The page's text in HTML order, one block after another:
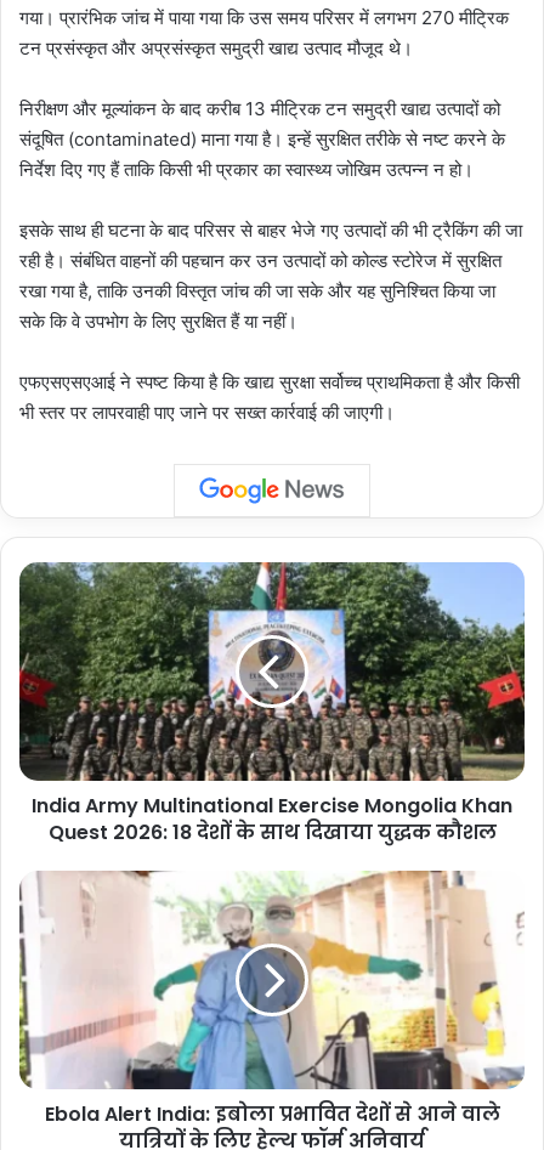
गया। प्रारंभिक जांच में पाया गया कि उस समय परिसर में लगभग 270 मीट्रिक
टन प्रसंस्कृत और अप्रसंस्कृत समुद्री खाद्य उत्पाद मौजूद थे।
निरीक्षण और मूल्यांकन के बाद करीब 13 मीट्रिक टन समुद्री खाद्य उत्पादों को
संदूषित (contaminated) माना गया है। इन्हें सुरक्षित तरीके से नष्ट करने के
निर्देश दिए गए हैं ताकि किसी भी प्रकार का स्वास्थ्य जोखिम उत्पन्न न हो।
इसके साथ ही घटना के बाद परिसर से बाहर भेजे गए उत्पादों की भी ट्रैकिंग की जा
रही है। संबंधित वाहनों की पहचान कर उन उत्पादों को कोल्ड स्टोरेज में सुरक्षित
रखा गया है, ताकि उनकी विस्तृत जांच की जा सके और यह सुनिश्चित किया जा
सके कि वे उपभोग के लिए सुरक्षित हैं या नहीं।
एफएसएसएआई ने स्पष्ट किया है कि खाद्य सुरक्षा सर्वोच्च प्राथमिकता है और किसी
भी स्तर पर लापरवाही पाए जाने पर सख्त कार्रवाई की जाएगी।
India
Army
Multinational
Exercise
Mongolia
Khan
Quest
2026:
18
देशों
दिखाया
युद्धक
कौशल
India Army Multinational Exercise Mongolia Khan
Quest 2026: 18 देशों के साथ दिखाया युद्धक कौशल
Ebola
Alert
India:
इबोला
प्रभावित
देशों
से
आने
वाले
यात्रियोंEbola Alert India: इबोला प्रभावित देशों से आने वाले
यात्रियों के लिए हेल्थ फॉर्म अनिवार्य